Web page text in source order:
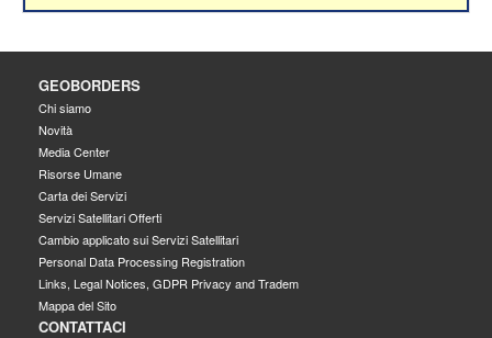
GEOBORDERS
Chi siamo
Novità
Media Center
Risorse Umane
Carta dei Servizi
Servizi Satellitari Offerti
Cambio applicato sui Servizi Satellitari
Personal Data Processing Registration
Links, Legal Notices, GDPR Privacy and Tradem
Mappa del Sito
CONTATTACI